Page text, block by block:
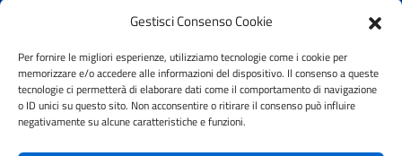
Gestisci Consenso Cookie
Per fornire le migliori esperienze, utilizziamo tecnologie come i cookie per
memorizzare e/o accedere alle informazioni del dispositivo. Il consenso a queste
tecnologie ci permetterà di elaborare dati come il comportamento di navigazione
o ID unici su questo sito. Non acconsentire o ritirare il consenso può influire
negativamente su alcune caratteristiche e funzioni.
Cookie Policy
Informativa privacy
Dichiarazione di accessibilità
Note legali